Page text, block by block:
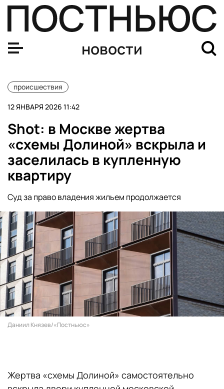
новости
происшествия
12 ЯНВАРЯ 2026 11:42
Shot: в Москве жертва
«схемы Долиной» вскрыла и
заселилась в купленную
квартиру
Суд за право владения жильем продолжается
Даниил Князев/«Постньюс»
Жертва «схемы Долиной» самостоятельно
Бизнесмен Шишкарев отверг обвинения в угрозах в